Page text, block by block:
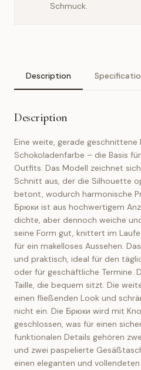
Schmuck.
Description
Description
Eine weite, gerade geschnittene
Schokoladenfarbe – die Basis
Outfits. Das Modell zeichnet
Schnitt aus, der die Silhouette
betont, wodurch harmonische
Брюки ist aus hochwertigem
dichte, aber dennoch weiche
seine Form gut, knittert im
für ein makelloses Aussehen.
und praktisch, ideal für den
oder für geschäftliche Termine.
Taille, die bequem sitzt. Die
einen fließenden Look und
nicht ein. Die Брюки wird mit
geschlossen, was für einen
funktionalen Details gehören
und zwei paspelierte
einen eleganten und